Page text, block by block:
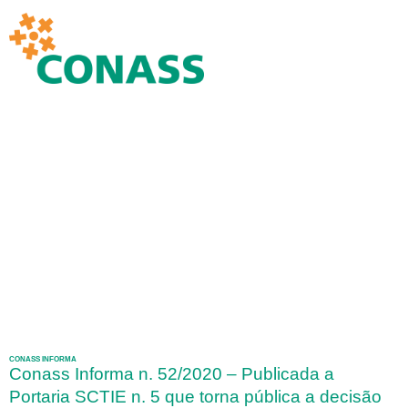
CONASS INFORMA
Conass Informa n. 52/2020 – Publicada a
Portaria SCTIE n. 5 que torna pública a decisão